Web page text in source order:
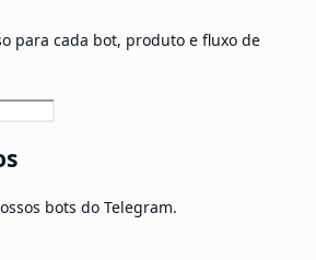
para cada bot, produto e fluxo de
bots do Telegram.